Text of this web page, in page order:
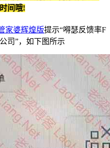
间哦!
家婆辉煌版提示“嘚瑟反馈率F
司”，如下图所示